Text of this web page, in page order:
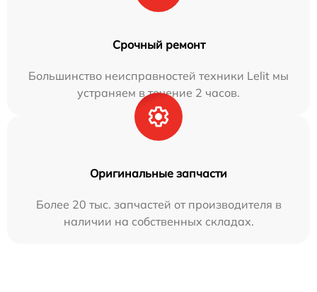
Срочный ремонт
Большинство неисправностей техники Lelit мы
устраняем в течение 2 часов.
Оригинальные запчасти
Более 20 тыс. запчастей от производителя в
наличии на собственных складах.